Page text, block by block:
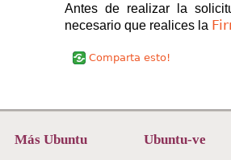
Antes de realizar la
necesario que realices la
Comparta esto!
Más Ubuntu Ubuntu-ve